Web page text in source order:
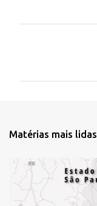
t
i
Matérias mais lidas